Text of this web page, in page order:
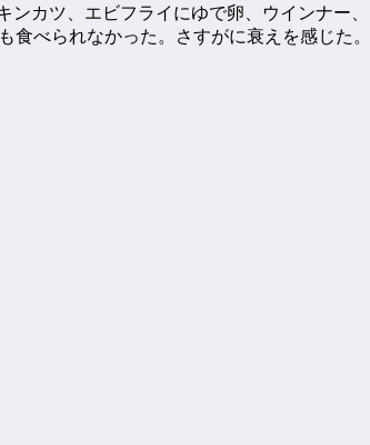
カツ、エビフライにゆで卵、ウインナー
べられなかった。さすがに衰えを感じた。